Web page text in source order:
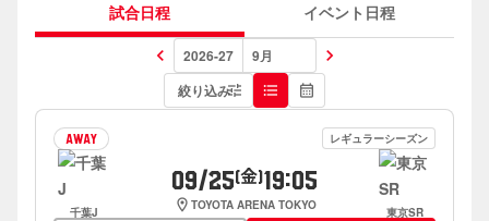
試合日程
イベント日程
keyboard_arrow_left
keyboard_arrow_right
絞り込みtune format_list_bulleted calendar_month
AWAY レギュラーシーズン
千葉J
09/25 (金) 19:05
location_on TOYOTA ARENA TOKYO 東京SR